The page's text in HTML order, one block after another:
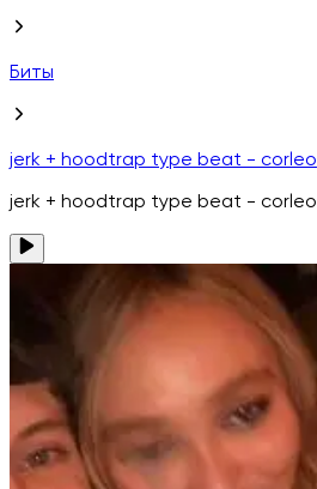
Биты
jerk + hoodtrap type beat - corleo
jerk + hoodtrap type beat - corleo